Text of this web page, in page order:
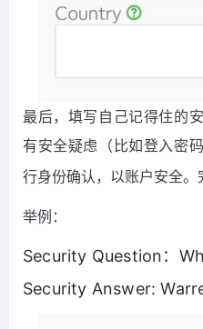
最后，填写自己记得住的
有安全疑虑（比如登入密
行身份确认，以账户安全。
举例：
Security Question：
Security Answer: